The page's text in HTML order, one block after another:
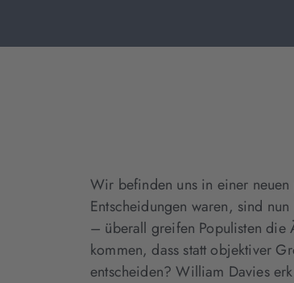
Wir befinden uns in einer
Entscheidungen waren, sind
– überall greifen Populisten die
kommen, dass statt objektiver
entscheiden? William Davies